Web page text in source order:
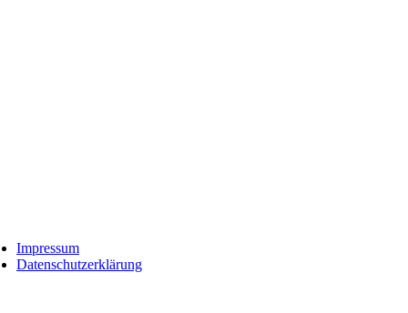
Impressum
Datenschutzerklärung